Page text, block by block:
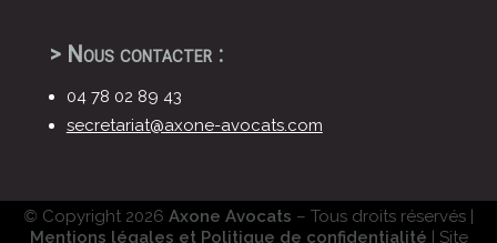
>Nous contacter :
04 78 02 89 43
secretariat@axone-avocats.com
© Copyright 2026 Axone Avocats – Tous droits réservés |
Mentions légales et Politique de confidentialité | Site